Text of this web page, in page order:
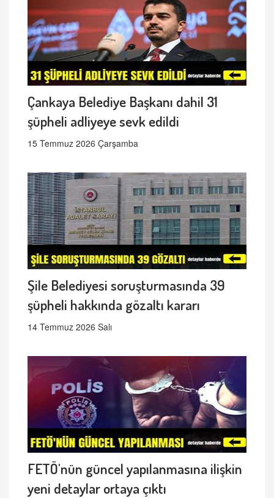
Çankaya Belediye Başkanı dahil 31
şüpheli adliyeye sevk edildi
15 Temmuz 2026 Çarşamba
Şile Belediyesi soruşturmasında 39
şüpheli hakkında gözaltı kararı
14 Temmuz 2026 Salı
FETÖ'nün güncel yapılanmasına ilişkin
yeni detaylar ortaya çıktı